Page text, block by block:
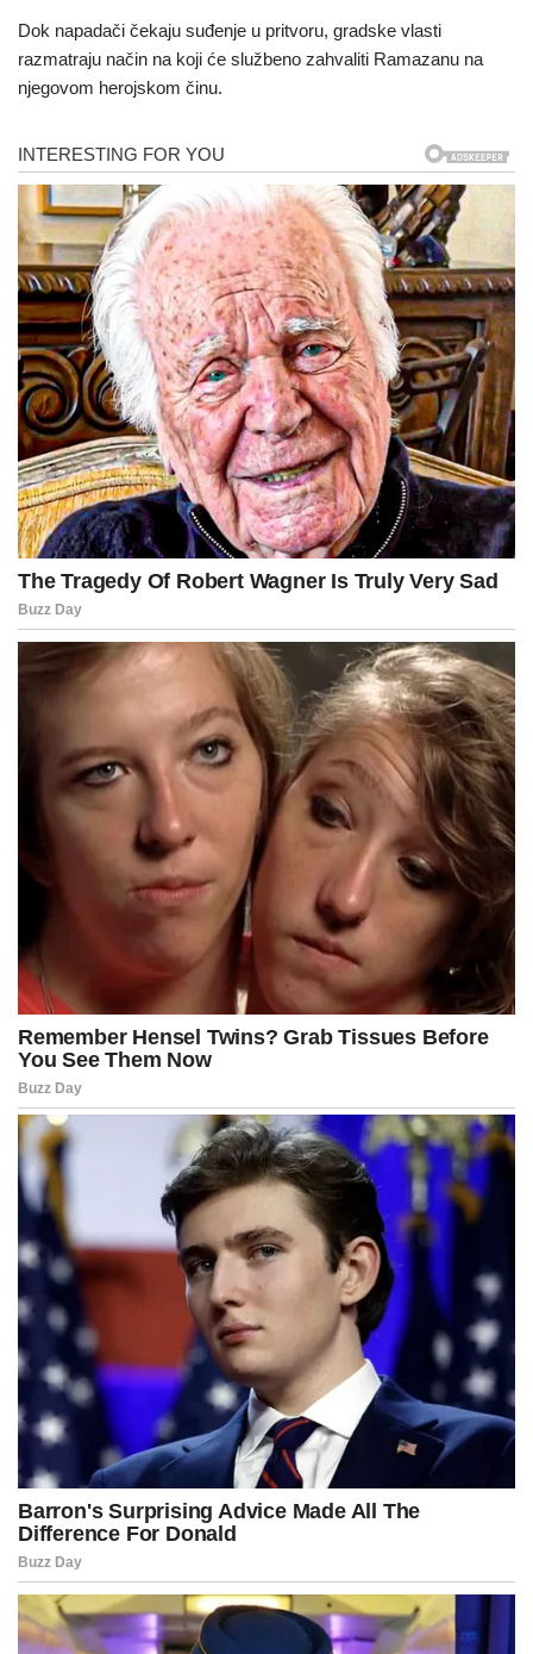
Dok napadači čekaju suđenje u pritvoru, gradske vlasti
razmatraju način na koji će službeno zahvaliti Ramazanu na
njegovom herojskom činu.